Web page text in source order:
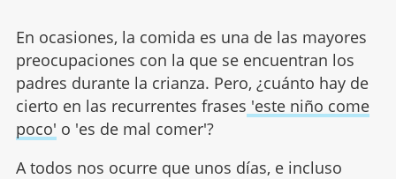
En ocasiones, la comida es una de las mayores
preocupaciones con la que se encuentran los
padres durante la crianza. Pero, ¿cuánto hay de
cierto en las recurrentes frases 'este niño come
poco' o 'es de mal comer'?
A todos nos ocurre que unos días, e incluso